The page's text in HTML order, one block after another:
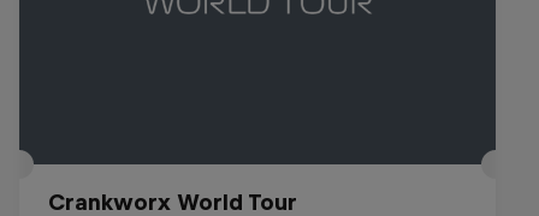
Crankworx World Tour